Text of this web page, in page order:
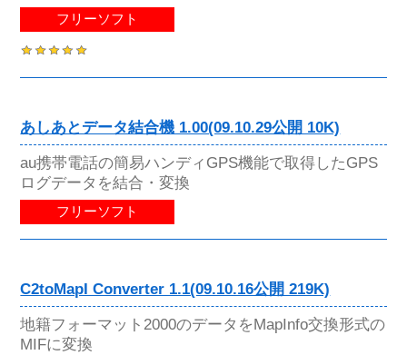
フリーソフト
あしあとデータ結合機 1.00(09.10.29公開 10K)
au携帯電話の簡易ハンディGPS機能で取得したGPS
ログデータを結合・変換
フリーソフト
C2toMapI Converter 1.1(09.10.16公開 219K)
地籍フォーマット2000のデータをMapInfo交換形式の
MIFに変換